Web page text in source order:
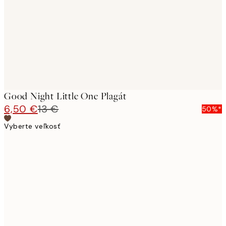
Good Night Little One Plagát
6,50 €13 €
50%*
Vyberte veľkosť